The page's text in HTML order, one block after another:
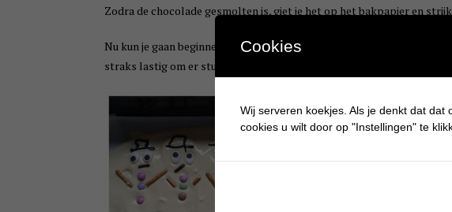
Zodra de chocolade gesmolten is, giet je het op het bakpapier en
Nu kun je gaan beginnen om de sneeuwpopjes te maken. Probeer ze
straks lastig om er stukken van de snijden.
Cookies
Wij serveren koekjes. Als je denkt dat
cookies u wilt door op "Instellingen" te